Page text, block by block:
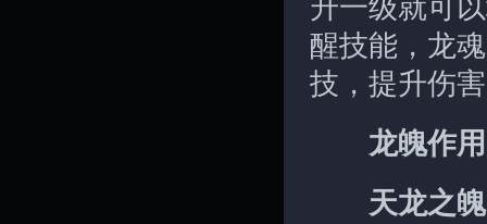
升一级就可
醒技能，龙
技，提升伤
龙魄作
天龙之